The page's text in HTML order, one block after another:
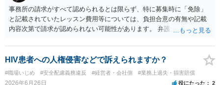
継続が客観的に困難といえる事情があるかが重要です。 未成年であれ
ば、契約時に親権者の同意があったか、契約期間・活動義務・中途辞
退時の扱いについて親権者に説明されていたかも確認すべきです。 現
時点では、安易に支払義務を認めず、契約書、募集記事、LINE等を保
存したうえで、請求費目、金額、根拠資料の明示を求めるのがよいと
思います。回答前に弁護士へ相談することをおすすめします。
事務所の請求がすべて認められるとは限らず、特に募集時に「免除」
と記載されていたレッスン費用等については、負担合意の有無や記載
内容次第で請求が認められない可能性があります。 弁護士対応を示唆
相談されることをおすすめします。
HIV患者への人権侵害などで訴えられますか？
#職場いじめ #安全配慮義務違反 #経営者・会社側 #業務上過失・損害賠償
2026年6月26日 役にたった 2